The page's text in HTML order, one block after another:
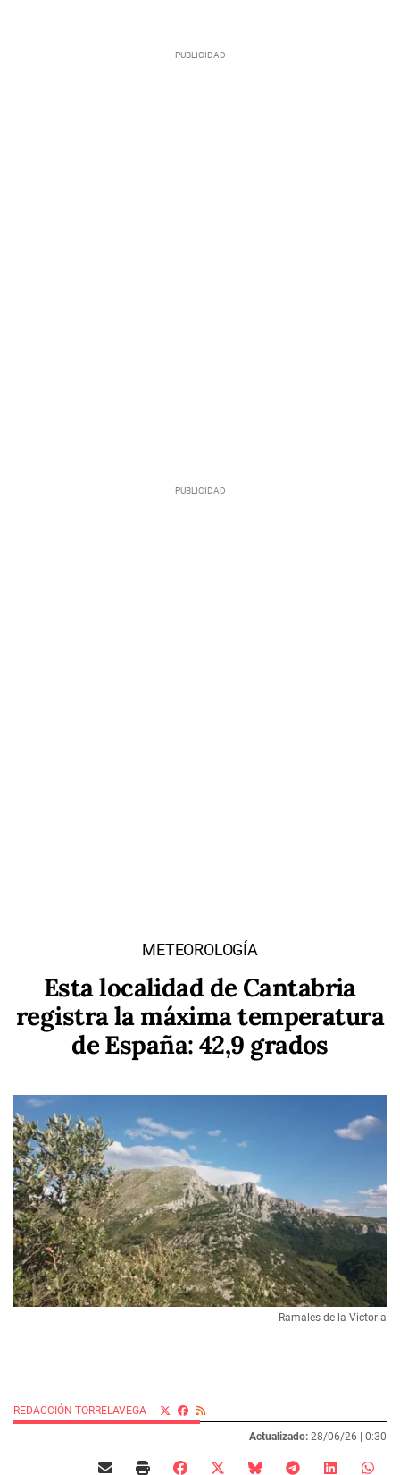
METEOROLOGÍA
Esta localidad de Cantabria
registra la máxima temperatura
de España: 42,9 grados
Ramales de la Victoria
REDACCIÓN TORRELAVEGA
Actualizado: 28/06/26 | 0:30